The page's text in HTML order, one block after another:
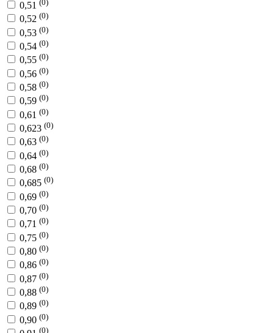
0,51 (0)
0,52 (0)
0,53 (0)
0,54 (0)
0,55 (0)
0,56 (0)
0,58 (0)
0,59 (0)
0,61 (0)
0,623 (0)
0,63 (0)
0,64 (0)
0,68 (0)
0,685 (0)
0,69 (0)
0,70 (0)
0,71 (0)
0,75 (0)
0,80 (0)
0,86 (0)
0,87 (0)
0,88 (0)
0,89 (0)
0,90 (0)
(0)